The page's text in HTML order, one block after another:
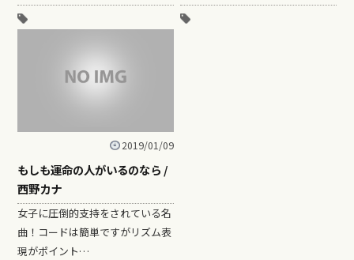
2019/01/09
もしも運命の人がいるのなら /
西野カナ
女子に圧倒的支持をされている名
曲！コードは簡単ですがリズム表
現がポイント…